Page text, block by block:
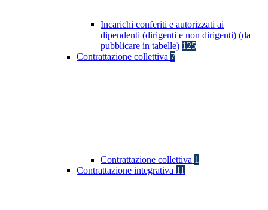
Incarichi conferiti e autorizzati ai
dipendenti (dirigenti e non dirigenti) (da
pubblicare in tabelle) 125
Contrattazione collettiva 7
Contrattazione collettiva 1
Contrattazione integrativa 11